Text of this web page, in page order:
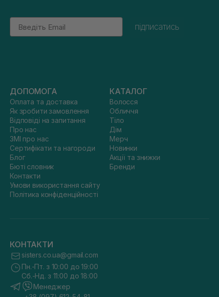
Email
підписатись
ДОПОМОГА
Оплата та доставка
Як зробити замовлення
Відповіді на запитання
Про нас
ЗМІ про нас
Сертифікати та нагороди
Блог
Бюті словник
Контакти
Умови використання сайту
Політика конфіденційності
КАТАЛОГ
Волосся
Обличчя
Тіло
Дім
Мерч
Новинки
Акції та знижки
Бренди
КОНТАКТИ
sisters.co.ua@gmail.com
Пн.-Пт. з 10:00 до 19:00
Сб.-Нд. з 11:00 до 18:00
Менеджер